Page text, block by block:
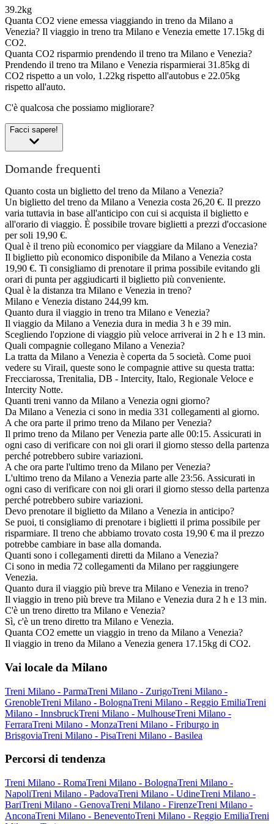
39.2kg
Quanta CO2 viene emessa viaggiando in treno da Milano a
Venezia? Il viaggio in treno tra Milano e Venezia emette 17.15kg di
CO2.
Quanta CO2 risparmio prendendo il treno tra Milano e Venezia?
Prendendo il treno tra Milano e Venezia risparmierai 31.85kg di
CO2 rispetto a un volo, 1.22kg rispetto all'autobus e 22.05kg
rispetto all'auto.
C'è qualcosa che possiamo migliorare?
Facci sapere!
Domande frequenti
Quanto costa un biglietto del treno da Milano a Venezia?
Un biglietto del treno da Milano a Venezia costa 26,20 €. Il prezzo
varia tuttavia in base all'anticipo con cui si acquista il biglietto e
all'orario di viaggio. È possibile trovare biglietti a prezzi d'occasione
per soli 19,90 €.
Qual è il treno più economico per viaggiare da Milano a Venezia?
Il biglietto più economico disponibile da Milano a Venezia costa
19,90 €. Ti consigliamo di prenotare il prima possibile evitando gli
orari di punta per aggiudicarti il biglietto più conveniente.
Qual è la distanza tra Milano e Venezia in treno?
Milano e Venezia distano 244,99 km.
Quanto dura il viaggio in treno tra Milano e Venezia?
Il viaggio da Milano a Venezia dura in media 3 h e 39 min.
Scegliendo l'opzione di viaggio più veloce arriverai in 2 h e 13 min.
Quali compagnie collegano Milano a Venezia?
La tratta da Milano a Venezia è coperta da 5 società. Come puoi
vedere su Virail, queste sono le compagnie attive su questa tratta:
Frecciarossa, Trenitalia, DB - Intercity, Italo, Regionale Veloce e
Intercity Notte.
Quanti treni vanno da Milano a Venezia ogni giorno?
Da Milano a Venezia ci sono in media 331 collegamenti al giorno.
A che ora parte il primo treno da Milano per Venezia?
Il primo treno da Milano per Venezia parte alle 00:15. Assicurati in
ogni caso di verificare con noi gli orari il giorno stesso della partenza
perché potrebbero subire variazioni.
A che ora parte l'ultimo treno da Milano per Venezia?
L'ultimo treno da Milano a Venezia parte alle 23:56. Assicurati in
ogni caso di verificare con noi gli orari il giorno stesso della partenza
perché potrebbero subire variazioni.
Devo prenotare il biglietto da Milano a Venezia in anticipo?
Se puoi, ti consigliamo di prenotare i biglietti il prima possibile per
risparmiare. Il treno che abbiamo trovato costa 19,90 € ma il prezzo
potrebbe cambiare in base alla domanda.
Quanti sono i collegamenti diretti da Milano a Venezia?
Ci sono in media 72 collegamenti da Milano per raggiungere
Venezia.
Quanto dura il viaggio più breve tra Milano e Venezia in treno?
Il viaggio in treno più breve tra Milano e Venezia dura 2 h e 13 min.
C'è un treno diretto tra Milano e Venezia?
Sì, c'è un treno diretto tra Milano e Venezia.
Quanta CO2 emette un viaggio in treno da Milano a Venezia?
Il viaggio in treno da Milano a Venezia genera 17.15kg di CO2.
Vai locale da Milano
Treni Milano - ParmaTreni Milano - ZurigoTreni Milano -
GrenobleTreni Milano - BolognaTreni Milano - Reggio EmiliaTreni
Milano - InnsbruckTreni Milano - MulhouseTreni Milano -
FerraraTreni Milano - MonzaTreni Milano - Friburgo in
BrisgoviaTreni Milano - PisaTreni Milano - Basilea
Percorsi di tendenza
Treni Milano - RomaTreni Milano - BolognaTreni Milano -
NapoliTreni Milano - PadovaTreni Milano - UdineTreni Milano -
BariTreni Milano - GenovaTreni Milano - FirenzeTreni Milano -
AnconaTreni Milano - BeneventoTreni Milano - Reggio EmiliaTreni